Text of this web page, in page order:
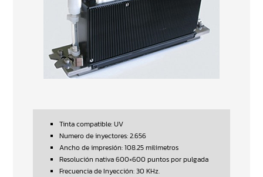
Tinta compatible: UV
Numero de inyectores: 2.656
Ancho de impresión: 108.25 milímetros
Resolución nativa 600×600 puntos por pulgada
Frecuencia de Inyección: 30 KHz.